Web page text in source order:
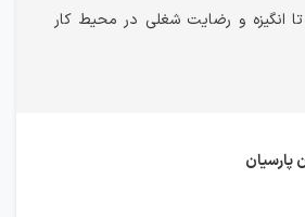
انگیزه و رضایت شغلی در محیط کار
پارسیان